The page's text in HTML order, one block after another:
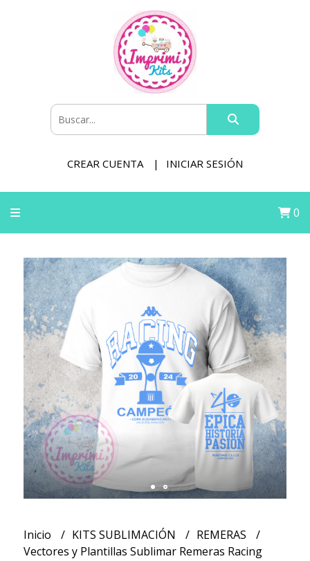
CREAR CUENTA INICIAR SESIÓN
0
Inicio KITS SUBLIMACIÓN
REMERAS
Vectores y Plantillas Sublimar Remeras Racing